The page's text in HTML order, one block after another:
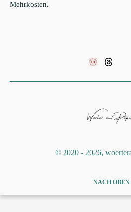
Mehrkosten.
©️ 2020 - 2026,
NACH OBEN